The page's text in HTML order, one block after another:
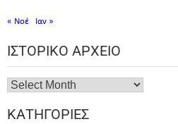
« Νοέ Ιαν »
ΙΣΤΟΡΙΚΌ ΑΡΧΕΊΟ
ΚΑΤΗΓΟΡΊΕΣ